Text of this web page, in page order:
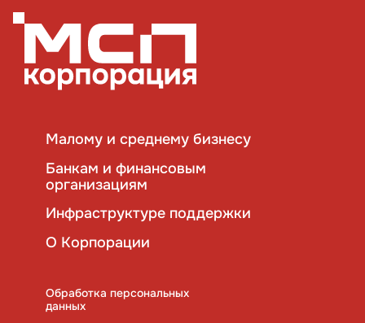
Малому и среднему бизнесу
Банкам и финансовым
организациям
Инфраструктуре поддержки
О Корпорации
Обработка персональных
данных